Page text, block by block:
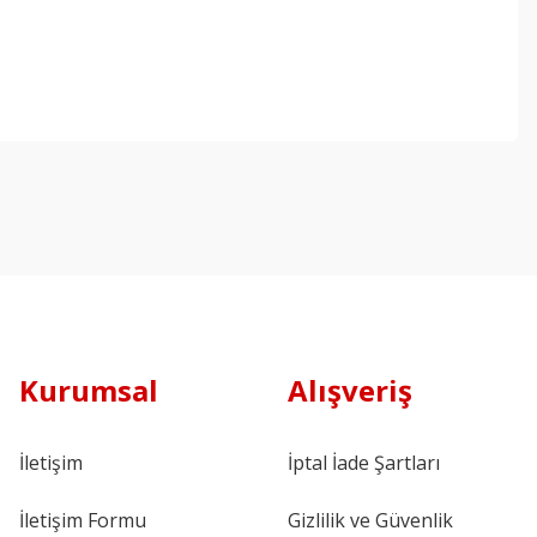
Kurumsal
İletişim
İletişim Formu
Alışveriş
İptal İade Şartları
Gizlilik ve Güvenlik